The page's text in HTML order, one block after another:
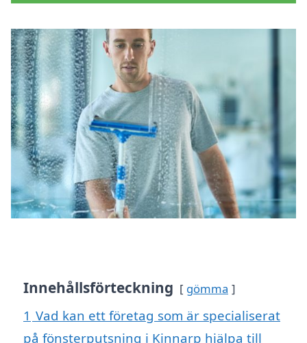
Innehållsförteckning gömma
1 Vad kan ett företag som är specialiserat
på fönsterputsning i Kinnarp hjälpa till